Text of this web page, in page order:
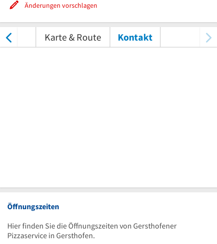
Änderungen vorschlagen
Karte & Route Kontakt
Öffnungszeiten
Hier finden Sie die Öffnungszeiten von Gersthofener
Pizzaservice in Gersthofen.